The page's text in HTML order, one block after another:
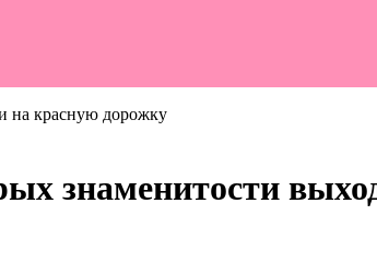
на красную дорожку
знаменитости